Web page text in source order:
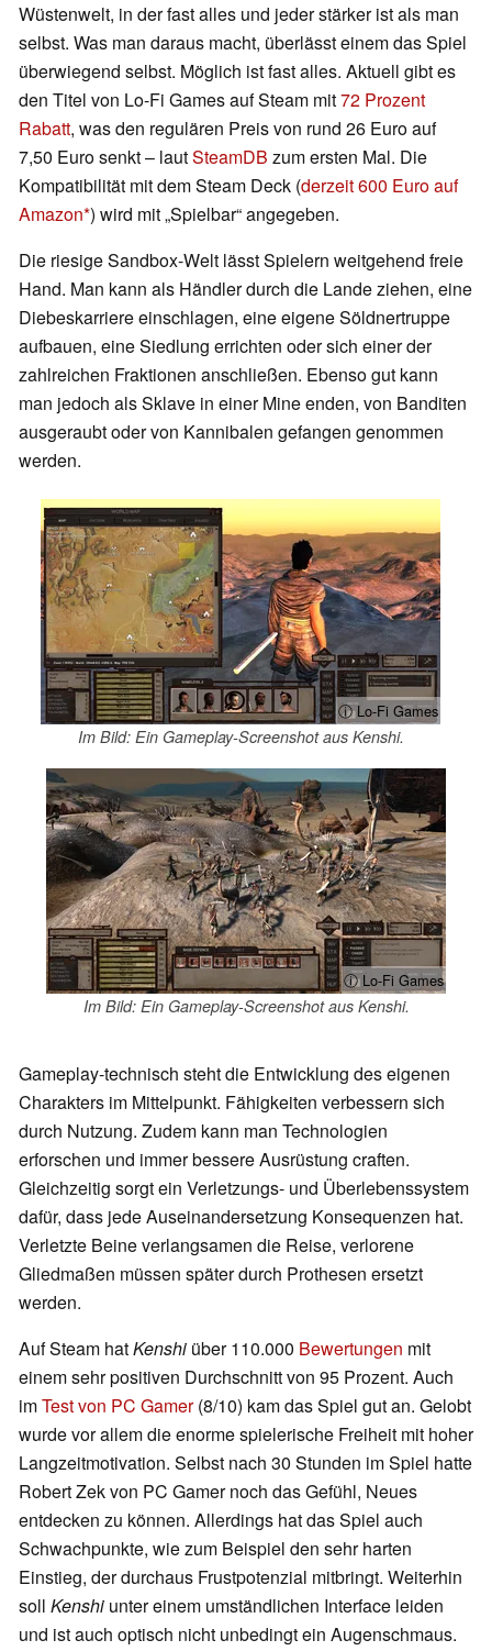
Wüstenwelt, in der fast alles und jeder stärker ist als man
selbst. Was man daraus macht, überlässt einem das Spiel
überwiegend selbst. Möglich ist fast alles. Aktuell gibt es
den Titel von Lo-Fi Games auf Steam mit72 Prozent
Rabatt, was den regulären Preis von rund 26 Euro auf
7,50 Euro senkt – lautSteamDB zum ersten Mal. Die
Kompatibilität mit dem Steam Deck (derzeit 600 Euro auf
Amazon ) wird mit „Spielbar“ angegeben.
Die riesige Sandbox-Welt lässt Spielern weitgehend freie
Hand. Man kann als Händler durch die Lande ziehen, eine
Diebeskarriere einschlagen, eine eigene Söldnertruppe
aufbauen, eine Siedlung errichten oder sich einer der
zahlreichen Fraktionen anschließen. Ebenso gut kann
man jedoch als Sklave in einer Mine enden, von Banditen
ausgeraubt oder von Kannibalen gefangen genommen
werden.
ⓘ Lo-Fi Games
Im Bild: Ein Gameplay-Screenshot aus Kenshi.
ⓘ Lo-Fi Games
Im Bild: Ein Gameplay-Screenshot aus Kenshi.
Gameplay-technisch steht die Entwicklung des eigenen
Charakters im Mittelpunkt. Fähigkeiten verbessern sich
durch Nutzung. Zudem kann man Technologien
erforschen und immer bessere Ausrüstung craften.
Gleichzeitig sorgt ein Verletzungs- und Überlebenssystem
dafür, dass jede Auseinandersetzung Konsequenzen hat.
Verletzte Beine verlangsamen die Reise, verlorene
Gliedmaßen müssen später durch Prothesen ersetzt
werden.
Auf Steam hatKenshi über 110.000 Bewertungen mit
einem sehr positiven Durchschnitt von 95 Prozent. Auch
imTest von PC Gamer(8/10) kam das Spiel gut an. Gelobt
wurde vor allem die enorme spielerische Freiheit mit hoher
Langzeitmotivation. Selbst nach 30 Stunden im Spiel hatte
Robert Zek von PC Gamer noch das Gefühl, Neues
entdecken zu können. Allerdings hat das Spiel auch
Schwachpunkte, wie zum Beispiel den sehr harten
Einstieg, der durchaus Frustpotenzial mitbringt. Weiterhin
soll Kenshi unter einem umständlichen Interface leiden
und ist auch optisch nicht unbedingt ein Augenschmaus.